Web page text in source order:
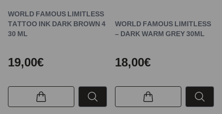
WORLD FAMOUS LIMITLESS
TATTOO INK DARK BROWN 4
30 ML
19,00€
WORLD FAMOUS LIMITLESS
– DARK WARM GREY 30ML
18,00€